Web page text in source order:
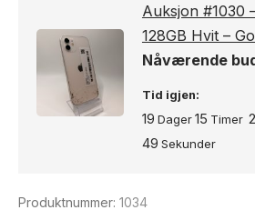
Auksjon #1030
128GB Hvit –
Nåværende
Tid igjen:
19 Dager15 Timer
48 Sekunder
Produktnummer: 1034